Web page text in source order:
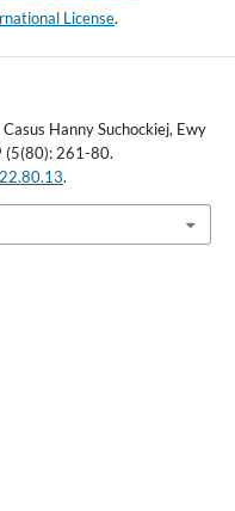
License.
Hanny Suchockiej, Ewy
(5(80): 261-80.
.